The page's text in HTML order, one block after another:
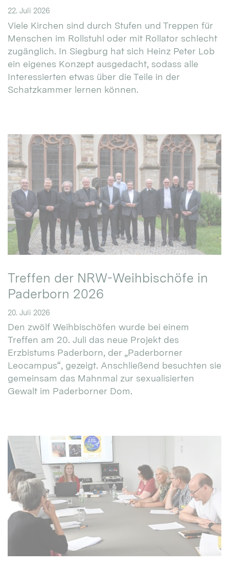
22. Juli 2026
Viele Kirchen sind durch Stufen und Treppen für
Menschen im Rollstuhl oder mit Rollator schlecht
zugänglich. In Siegburg hat sich Heinz Peter Lob
ein eigenes Konzept ausgedacht, sodass alle
Interessierten etwas über die Teile in der
Schatzkammer lernen können.
Treffen der NRW-Weihbischöfe in
Paderborn 2026
20. Juli 2026
Den zwölf Weihbischöfen wurde bei einem
Treffen am 20. Juli das neue Projekt des
Erzbistums Paderborn, der „Paderborner
Leocampus“, gezeigt. Anschließend besuchten sie
gemeinsam das Mahnmal zur sexualisierten
Gewalt im Paderborner Dom.